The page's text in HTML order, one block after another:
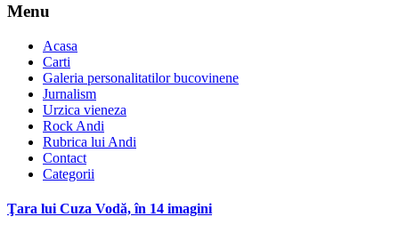
Menu
Acasa
Carti
Galeria personalitatilor bucovinene
Jurnalism
Urzica vieneza
Rock Andi
Rubrica lui Andi
Contact
Categorii
Ţara lui Cuza Vodă, în 14 imagini